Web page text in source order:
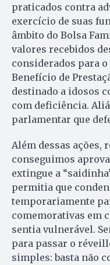
praticados contra
exercício de suas
âmbito do Bolsa
valores recebidos
considerados para
Benefício de
destinado a idosos
com deficiência.
parlamentar que
Além dessas ações,
conseguimos
extingue a
permitia que
temporariamente
comemorativas em
sentia vulnerável.
para passar o
simples: basta não